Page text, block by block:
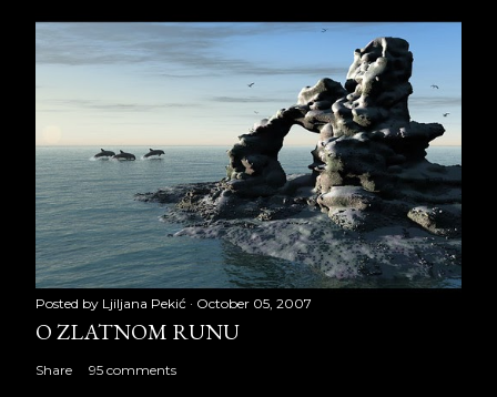
Posted by Ljiljana Pekić October 05, 2007
O ZLATNOM RUNU
Share 95 comments